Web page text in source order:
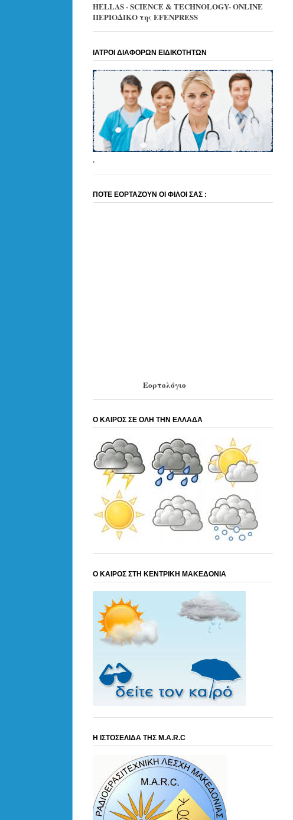
HELLAS - SCIENCE & TECHNOLOGY- ONLINE
ΠΕΡΙΟΔΙΚΟ της EFENPRESS
ΙΑΤΡΟΙ ΔΙΑΦΟΡΩΝ ΕΙΔΙΚΟΤΗΤΩΝ
.
ΠΟΤΕ ΕΟΡΤΑΖΟΥΝ ΟΙ ΦΙΛΟΙ ΣΑΣ :
Εορτολόγιο
Ο ΚΑΙΡΟΣ ΣΕ ΟΛΗ ΤΗΝ ΕΛΛΑΔΑ
Ο ΚΑΙΡΟΣ ΣΤΗ ΚΕΝΤΡΙΚΗ ΜΑΚΕΔΟΝΙΑ
Η ΙΣΤΟΣΕΛΙΔΑ ΤΗΣ M.A.R.C